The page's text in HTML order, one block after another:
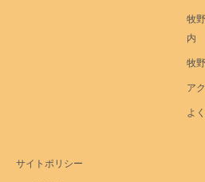
牧
内
牧
ア
よ
サイトポリシー